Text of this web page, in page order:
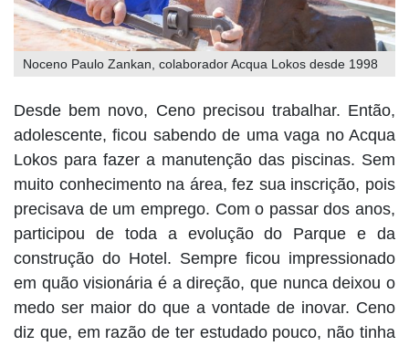
Noceno Paulo Zankan, colaborador Acqua Lokos desde 1998
Desde bem novo, Ceno precisou trabalhar. Então,
adolescente, ficou sabendo de uma vaga no Acqua
Lokos para fazer a manutenção das piscinas. Sem
muito conhecimento na área, fez sua inscrição, pois
precisava de um emprego. Com o passar dos anos,
participou de toda a evolução do Parque e da
construção do Hotel. Sempre ficou impressionado
em quão visionária é a direção, que nunca deixou o
medo ser maior do que a vontade de inovar. Ceno
diz que, em razão de ter estudado pouco, não tinha